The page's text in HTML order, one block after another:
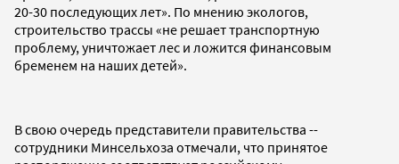
20-30 последующих лет». По мнению экологов,
строительство трассы «не решает транспортную
проблему, уничтожает лес и ложится финансовым
бременем на наших детей».
В свою очередь представители правительства --
сотрудники Минсельхоза отмечали, что принятое